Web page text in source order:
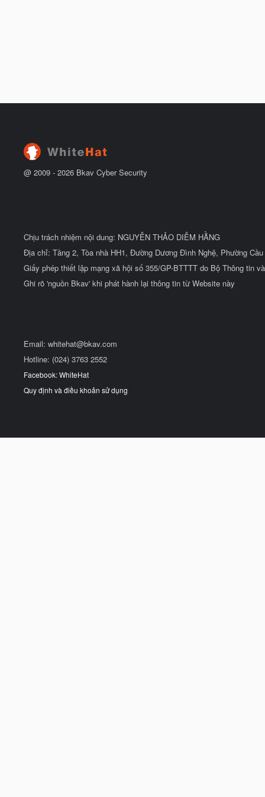
@ 2009 - 2026 Bkav Cyber Security
Chịu trách nhiệm nội dung: NGUYỄN THẢO DIỄM HẰNG
Địa chỉ: Tầng 2, Tòa nhà HH1, Đường Dương Đình Nghệ, Phường
Giấy phép thiết lập mạng xã hội số 355/GP-BTTTT do Bộ Thông tin
Ghi rõ 'nguồn Bkav' khi phát hành lại thông tin từ Website này
Email: whitehat@bkav.com
Hotline: (024) 3763 2552
Facebook: WhiteHat
Quy định và điều khoản sử dụng